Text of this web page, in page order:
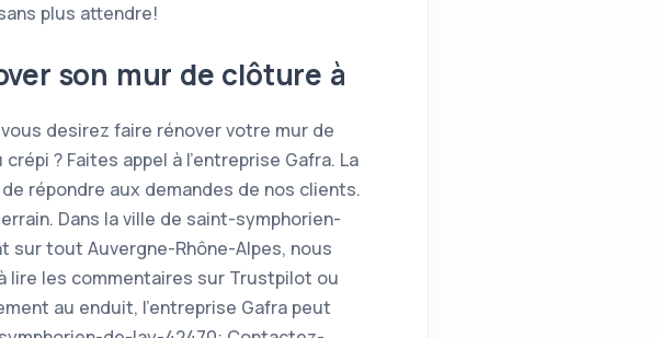
plus attendre!
son mur de clôture à
desirez faire rénover votre mur de
? Faites appel à l'entreprise Gafra. La
répondre aux demandes de nos clients.
Dans la ville de saint-symphorien-
sur tout Auvergne-Rhône-Alpes, nous
lire les commentaires sur Trustpilot ou
au enduit, l’entreprise Gafra peut